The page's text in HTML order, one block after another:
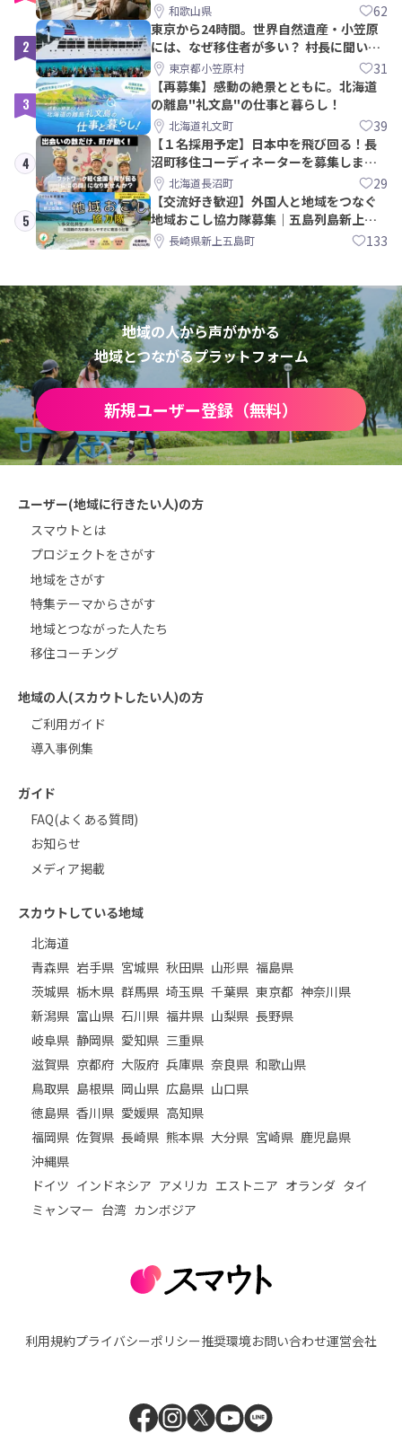
和歌山県 62
2
東京から24時間。世界自然遺産・小笠原
には、なぜ移住者が多い？ 村長に聞いて
みた東京都小笠原村 31
3
【再募集】感動の絶景とともに。北海道
の離島"礼文島"の仕事と暮らし！
北海道礼文町 39
4
【１名採用予定】日本中を飛び回る！長
沼町移住コーディネーターを募集しま
す！北海道長沼町 29
5
【交流好き歓迎】外国人と地域をつなぐ
地域おこし協力隊募集｜五島列島新上五
島町長崎県新上五島町 133
地域の人から声がかかる
地域とつながるプラットフォーム
新規ユーザー登録（無料）
ユーザー(地域に行きたい人)の方
スマウトとは
プロジェクトをさがす
地域をさがす
特集テーマからさがす
地域とつながった人たち
移住コーチング
地域の人(スカウトしたい人)の方
ご利用ガイド
導入事例集
ガイド
FAQ(よくある質問)
お知らせ
メディア掲載
スカウトしている地域
北海道
青森県 岩手県 宮城県 秋田県 山形県 福島県
茨城県 栃木県 群馬県 埼玉県 千葉県 東京都 神奈川県
新潟県 富山県 石川県 福井県 山梨県 長野県
岐阜県 静岡県 愛知県 三重県
滋賀県 京都府 大阪府 兵庫県 奈良県 和歌山県
鳥取県 島根県 岡山県 広島県 山口県
徳島県 香川県 愛媛県 高知県
福岡県 佐賀県 長崎県 熊本県 大分県 宮崎県 鹿児島県
沖縄県
ドイツ インドネシア アメリカ エストニア オランダ タイ
ミャンマー 台湾 カンボジア
利用規約プライバシーポリシー推奨環境お問い合わせ運営会社